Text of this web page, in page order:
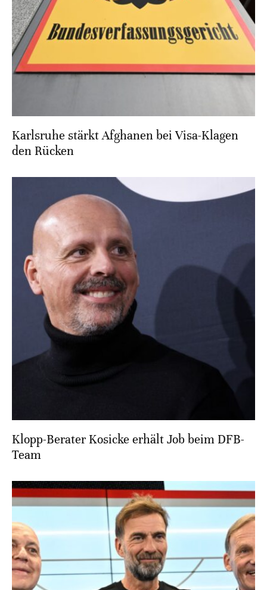
Karlsruhe stärkt Afghanen bei Visa-Klagen
den Rücken
Klopp-Berater Kosicke erhält Job beim DFB-
Team